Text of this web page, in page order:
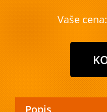
Vaše cena:
Popis